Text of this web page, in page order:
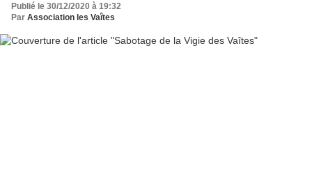
Publié le 30/12/2020 à 19:32
Par Association les Vaîtes